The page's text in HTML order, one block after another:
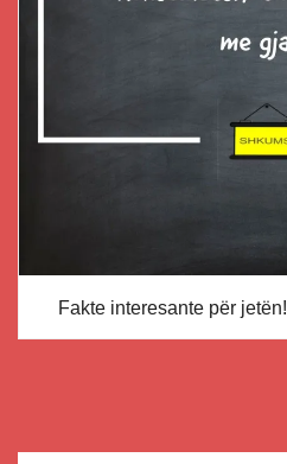
Fakte interesante për jetën!